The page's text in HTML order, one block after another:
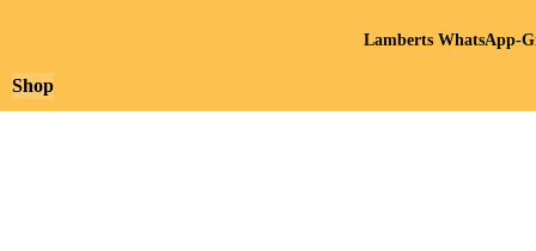
Shop
Lamberts WhatsApp-